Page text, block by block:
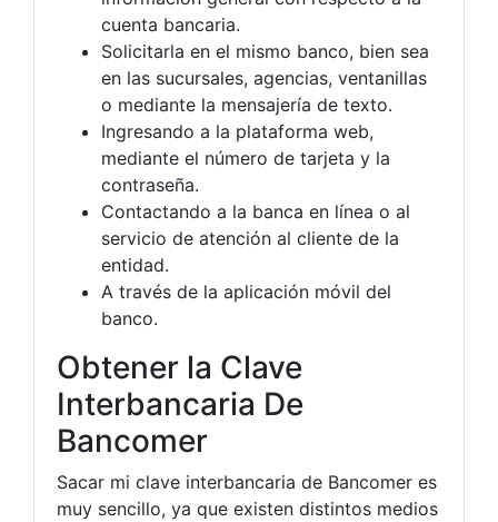
cuenta bancaria.
Solicitarla en el mismo banco, bien sea
en las sucursales, agencias, ventanillas
o mediante la mensajería de texto.
Ingresando a la plataforma web,
mediante el número de tarjeta y la
contraseña.
Contactando a la banca en línea o al
servicio de atención al cliente de la
entidad.
A través de la aplicación móvil del
banco.
Obtener la Clave
Interbancaria De
Bancomer
Sacar mi clave interbancaria de Bancomer es
muy sencillo, ya que existen distintos medios